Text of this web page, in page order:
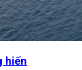
hiến